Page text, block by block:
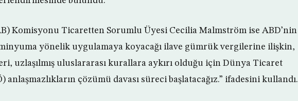
Komisyonu Ticaretten Sorumlu Üyesi Cecilia Malmström ise ABD’nin
yönelik uygulamaya koyacağı ilave gümrük vergilerine ilişkin,
uzlaşılmış uluslararası kurallara aykırı olduğu için Dünya Ticaret
anlaşmazlıkların çözümü davası süreci başlatacağız.” ifadesini kullandı.